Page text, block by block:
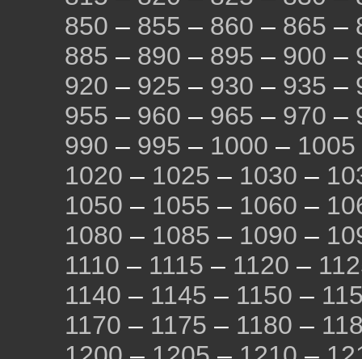
850 – 855 – 860 – 865 –
885 – 890 – 895 – 900 –
920 – 925 – 930 – 935 –
955 – 960 – 965 – 970 –
990 – 995 – 1000 – 1005
1020 – 1025 – 1030 –
1050 – 1055 – 1060 –
1080 – 1085 – 1090 –
1110 – 1115 – 1120 –
1140 – 1145 – 1150 –
1170 – 1175 – 1180 –